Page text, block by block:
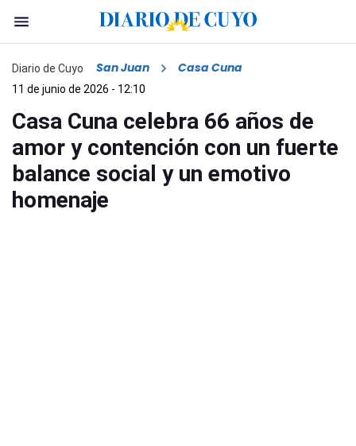
Diario de Cuyo San Juan Casa Cuna
11 de junio de 2026 - 12:10
Casa Cuna celebra 66 años de
amor y contención con un fuerte
balance social y un emotivo
homenaje